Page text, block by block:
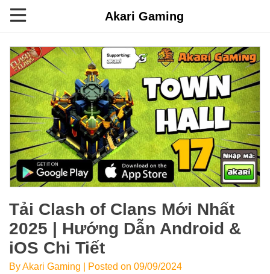
Akari Gaming
Tải Clash of Clans Mới Nhất
2025 | Hướng Dẫn Android &
iOS Chi Tiết
By Akari Gaming | Posted on 09/09/2024